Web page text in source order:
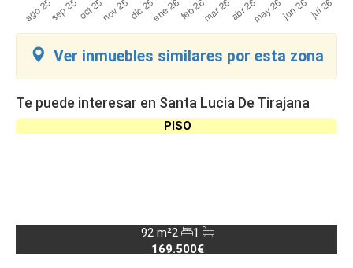
Ver inmuebles similares por esta zona
Te puede interesar en Santa Lucia De Tirajana
PISO
92 m²2
1
169.500€